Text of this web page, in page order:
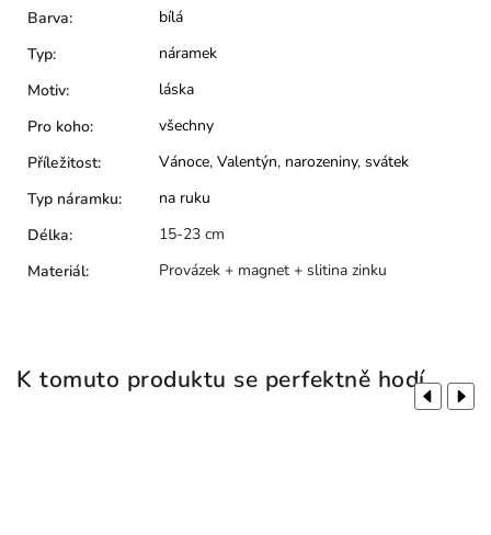
Barva:
bílá
Typ:
náramek
Motiv:
láska
Pro koho:
všechny
Příležitost: Vánoce, Valentýn, narozeniny, svátek
Typ náramku:
na ruku
Délka:
15-23 cm
Materiál: Provázek + magnet + slitina zinku
K tomuto produktu se perfektně hodí
Previous Next